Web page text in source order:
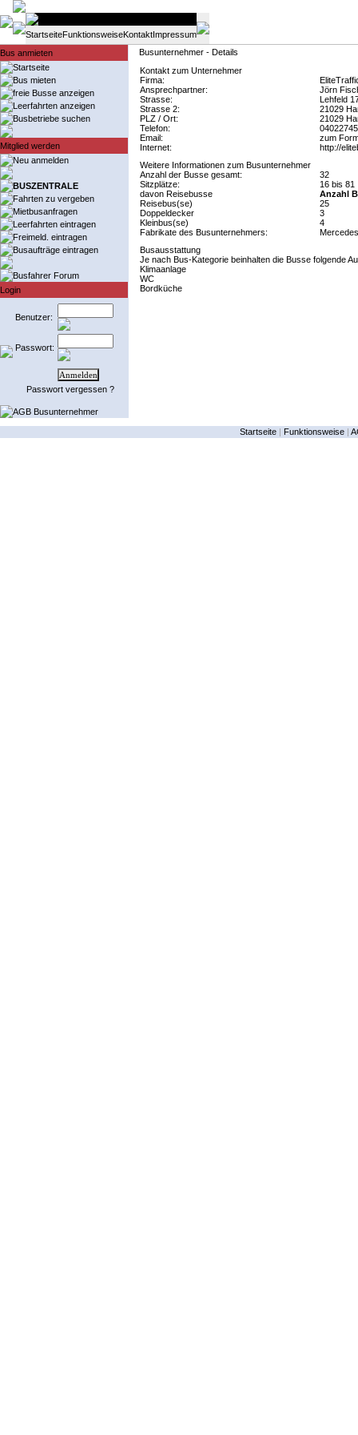
StartseiteFunktionsweiseKontaktImpressum
Bus anmieten
Startseite
Bus mieten
freie Busse anzeigen
Leerfahrten anzeigen
Busbetriebe suchen
Mitglied werden
Neu anmelden
BUSZENTRALE
Fahrten zu vergeben
Mietbusanfragen
Leerfahrten eintragen
Freimeld. eintragen
Busaufträge eintragen
Busfahrer Forum
Login
Benutzer:
Passwort:
Passwort vergessen ?
AGB Busunternehmer
Busunternehmer - Details
Kontakt zum Unternehmer
Firma:
Ansprechpartner:
Jörn
Strasse:
Lehfeld
Strasse 2:
21029
PLZ / Ort:
21029
Telefon:
Email:
zum
Internet:
http://
Weitere Informationen zum Busunternehmer
Anzahl der Busse gesamt:
32
Sitzplätze:
16 bis 81
davon Reisebusse
Anzahl
Reisebus(se)
25
Doppeldecker
3
Kleinbus(se)
4
Fabrikate des Busunternehmers:
Busausstattung
Je nach Bus-Kategorie beinhalten die Busse folgende
Klimaanlage
WC
Bordküche
Startseite | Funktionsweise |